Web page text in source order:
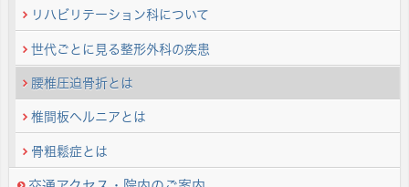
リハビリテーション科について
世代ごとに見る整形外科の疾患
腰椎圧迫骨折とは
椎間板ヘルニアとは
骨粗鬆症とは